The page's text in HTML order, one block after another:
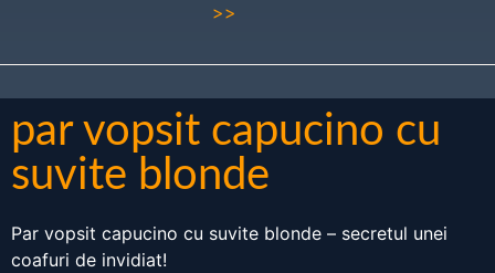
>>
par vopsit capucino cu
suvite blonde
Par vopsit capucino cu suvite blonde – secretul unei
coafuri de invidiat!